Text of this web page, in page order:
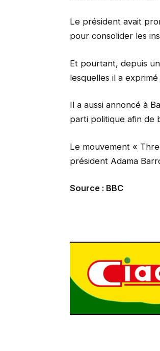
Le président avait
pour consolider les
Et pourtant, depuis
lesquelles il a
Il a aussi annoncé à
parti politique afin de
Le mouvement «
président Adama
Source : BBC